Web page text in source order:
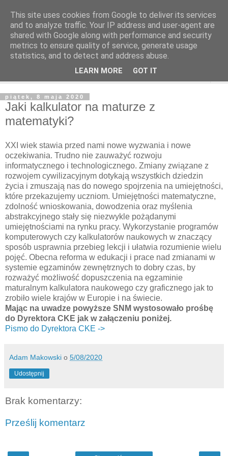
piątek, 8 maja 2020
Jaki kalkulator na maturze z
matematyki?
XXI wiek stawia przed nami nowe wyzwania i nowe
oczekiwania. Trudno nie zauważyć rozwoju
informatycznego i technologicznego. Zmiany związane z
rozwojem cywilizacyjnym dotykają wszystkich dziedzin
życia i zmuszają nas do nowego spojrzenia na umiejętności,
które przekazujemy uczniom. Umiejętności matematyczne,
zdolność wnioskowania, dowodzenia oraz myślenia
abstrakcyjnego stały się niezwykle pożądanymi
umiejętnościami na rynku pracy. Wykorzystanie programów
komputerowych czy kalkulatorów naukowych w znaczący
sposób usprawnia przebieg lekcji i ułatwia rozumienie wielu
pojęć. Obecna reforma w edukacji i prace nad zmianami w
systemie egzaminów zewnętrznych to dobry czas, by
rozważyć możliwość dopuszczenia na egzaminie
maturalnym kalkulatora naukowego czy graficznego jak to
zrobiło wiele krajów w Europie i na świecie.
Mając na uwadze powyższe SNM wystosowało prośbę
do Dyrektora CKE jak w załączeniu poniżej.
Pismo do Dyrektora CKE ->
Adam Makowski o 5/08/2020
Udostępnij
Brak komentarzy:
Prześlij komentarz
This site uses cookies from Google to deliver its services
and to analyze traffic. Your IP address and user-agent are
shared with Google along with performance and security
metrics to ensure quality of service, generate usage
statistics, and to detect and address abuse.
LEARN MORE GOT IT